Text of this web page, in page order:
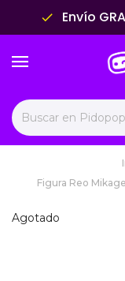
done Envío
Figura Reo
Agotado